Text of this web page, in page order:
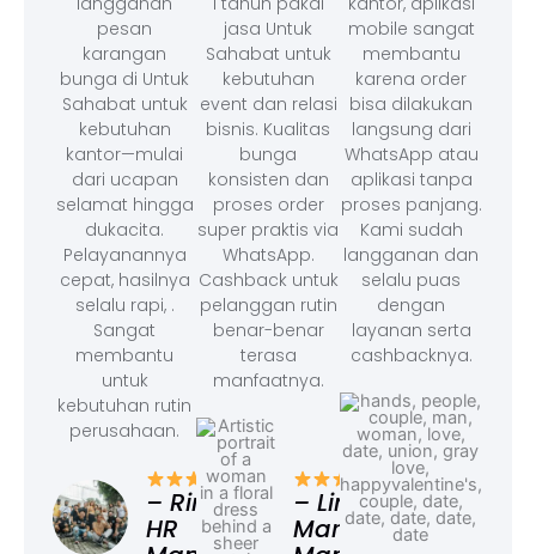
pesan
karangan
bunga di Untuk
Sahabat untuk
kebutuhan
kantor—mulai
dari ucapan
selamat hingga
dukacita.
Pelayanannya
cepat, hasilnya
selalu rapi, .
Sangat
membantu
untuk
kebutuhan rutin
perusahaan.
– Rina,
HR
jasa Untuk
Sahabat untuk
kebutuhan
event dan relasi
bisnis. Kualitas
bunga
konsisten dan
proses order
super praktis via
WhatsApp.
Cashback untuk
pelanggan rutin
benar-benar
terasa
manfaatnya.
– Linda,
Marketing
mobile sangat
membantu
karena order
bisa dilakukan
langsung dari
WhatsApp atau
aplikasi tanpa
proses panjang.
Kami sudah
langganan dan
selalu puas
dengan
layanan serta
cashbacknya.